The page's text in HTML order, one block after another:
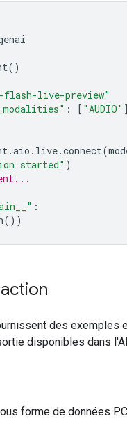
()
flash-live-preview"
: [ "AUDIO"
.aio . live.connect(
started" )
:
())
des exemples
disponibles dans
forme de données